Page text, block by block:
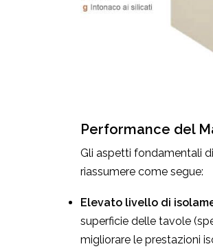
Performance del
Gli aspetti fondamentali
riassumere come segue:
Elevato livello di
superficie delle tavole
migliorare le prestazioni